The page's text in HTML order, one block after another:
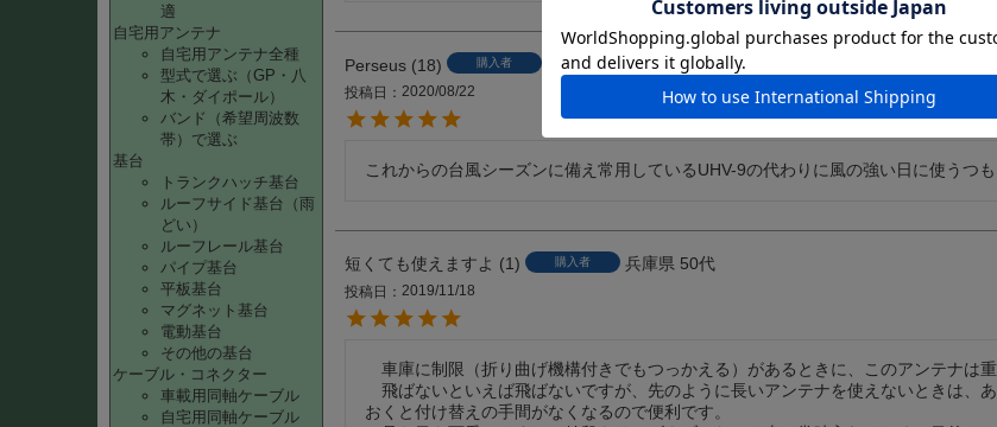
適
自宅用アンテナ
自宅用アンテナ全種
型式で選ぶ（GP・八
木・ダイポール）
バンド（希望周波数
帯）で選ぶ
基台
トランクハッチ基台
ルーフサイド基台（雨
どい）
ルーフレール基台
パイプ基台
平板基台
マグネット基台
電動基台
その他の基台
ケーブル・コネクター
車載用同軸ケーブル
自宅用同軸ケーブル
Perseus 18 購入者 非公開
投稿日 2020/08/22
これからの台風シーズンに備え常用しているUHV-9の代わりに風の強い日に使うつも
短くても使えますよ 1 購入者 兵庫県 50代
投稿日 2019/11/18
車庫に制限（折り曲げ機構付きでもつっかえる）があるときに、このアンテナは重
飛ばないといえば飛ばないですが、先のように長いアンテナを使えないときは、
おくと付け替えの手間がなくなるので便利です。